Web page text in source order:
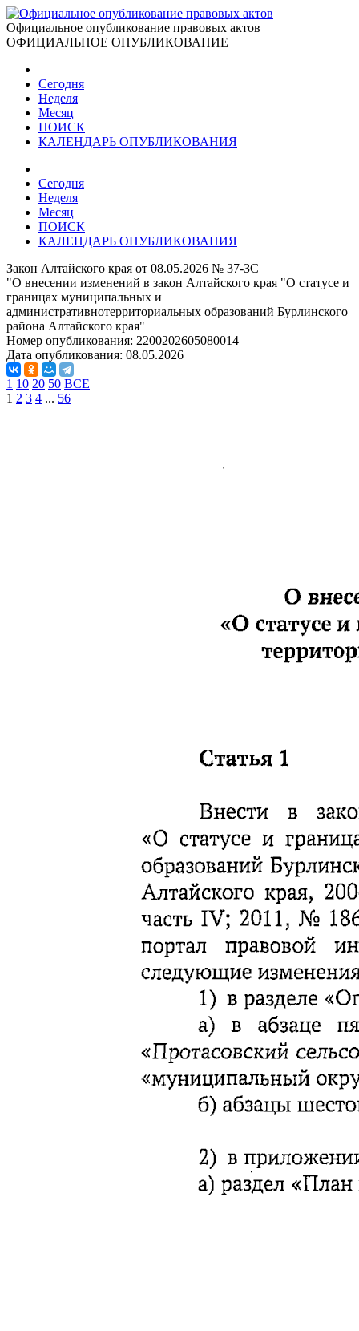
Официальное опубликование правовых актов
ОФИЦИАЛЬНОЕ ОПУБЛИКОВАНИЕ
Сегодня
Неделя
Месяц
ПОИСК
КАЛЕНДАРЬ ОПУБЛИКОВАНИЯ
Сегодня
Неделя
Месяц
ПОИСК
КАЛЕНДАРЬ ОПУБЛИКОВАНИЯ
Закон Алтайского края от 08.05.2026 № 37-ЗС
"О внесении изменений в закон Алтайского края "О статусе и
границах муниципальных и
административнотерриториальных образований Бурлинского
района Алтайского края"
Номер опубликования: 2200202605080014
Дата опубликования: 08.05.2026
1 10 20 50 ВСЕ
1 2 3 4 ... 56